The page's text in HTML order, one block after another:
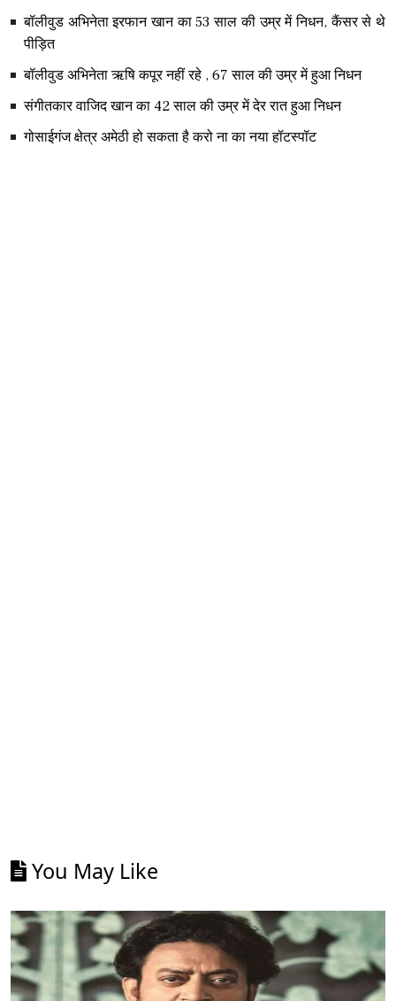
बॉलीवुड अभिनेता इरफान खान का 53 साल की उम्र में निधन, कैंसर से थे
पीड़ित
बॉलीवुड अभिनेता ऋषि कपूर नहीं रहे , 67 साल की उम्र में हुआ निधन
संगीतकार वाजिद खान का 42 साल की उम्र में देर रात हुआ निधन
गोसाईगंज क्षेत्र अमेठी हो सकता है करो ना का नया हॉटस्पॉट
You May Like